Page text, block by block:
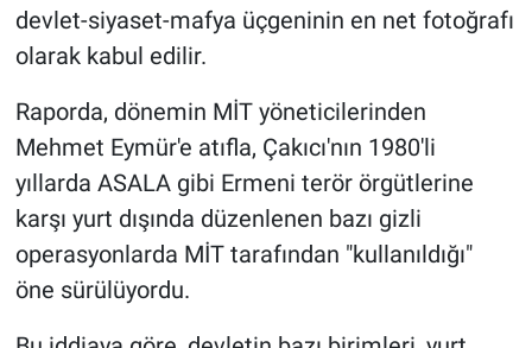
devlet-siyaset-mafya üçgeninin en net fotoğrafı
olarak kabul edilir.
Raporda, dönemin MİT yöneticilerinden
Mehmet Eymür'e atıfla, Çakıcı'nın 1980'li
yıllarda ASALA gibi Ermeni terör örgütlerine
karşı yurt dışında düzenlenen bazı gizli
operasyonlarda MİT tarafından "kullanıldığı"
öne sürülüyordu.